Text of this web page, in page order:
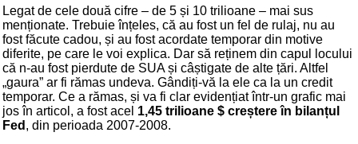
Legat de cele două cifre – de 5 și 10 trilioane – mai sus
menționate. Trebuie înțeles, că au fost un fel de rulaj, nu au
fost făcute cadou, și au fost acordate temporar din motive
diferite, pe care le voi explica. Dar să reținem din capul locului
că n-au fost pierdute de SUA și câștigate de alte țări. Altfel
„gaura” ar fi rămas undeva. Gândiți-vă la ele ca la un credit
temporar. Ce a rămas, și va fi clar evidențiat într-un grafic mai
jos în articol, a fost acel 1,45 trilioane $ creștere în bilanțul
Fed , din perioada 2007-2008.